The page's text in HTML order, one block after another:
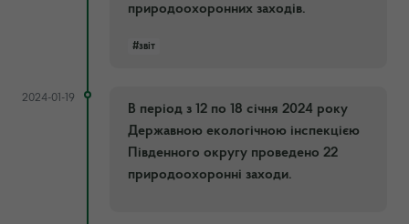
природоохоронних заходів.
#звіт
2024-01-19
В період з 12 по 18 січня 2024 року
Державною екологічною інспекцією
Південного округу проведено 22
природоохоронні заходи.